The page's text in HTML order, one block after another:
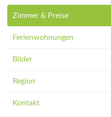
Zimmer & Preise
Ferienwohnungen
Bilder
Region
Kontakt